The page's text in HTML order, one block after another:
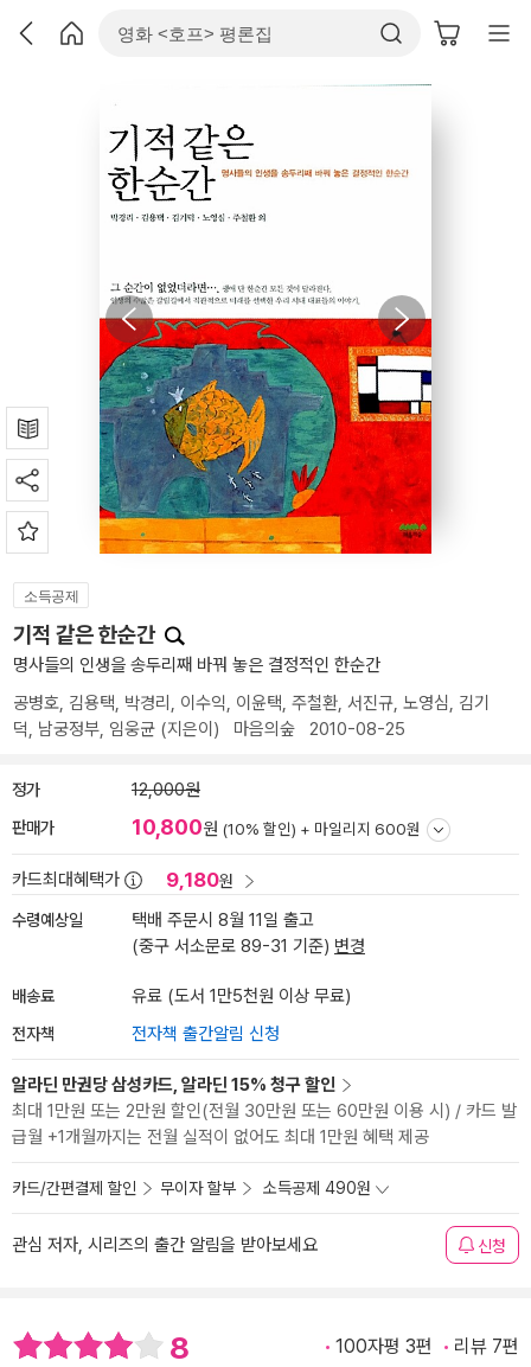
소득공제
기적 같은 한순간
명사들의 인생을 송두리째 바꿔 놓은 결정적인 한순간
공병호, 김용택, 박경리 , 이수익, 이윤택, 주철환, 서진규, 노영심, 김기
덕, 남궁정부, 임웅균 (지은이) 마음의숲 2010-08-25
정가 12,000원
판매가 10,800원 (10% 할인) + 마일리지 600원
카드최대혜택가 9,180원
수령예상일
택배 주문시 8월 11일 출고
(중구 서소문로 89-31 기준) 변경
배송료 유료 (도서 1만5천원 이상 무료)
전자책 전자책 출간알림 신청
알라딘 만권당 삼성카드, 알라딘 15% 청구 할인
최대 1만원 또는 2만원 할인(전월 30만원 또는 60만원 이용 시) / 카드 발
급월 +1개월까지는 전월 실적이 없어도 최대 1만원 혜택 제공
카드/간편결제 할인 무이자 할부 소득공제 490원
관심 저자, 시리즈의 출간 알림을 받아보세요 신청
8 100자평 3편 리뷰 7편